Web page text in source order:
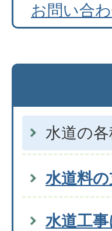
お問い合
水道の各
水道料
水道工